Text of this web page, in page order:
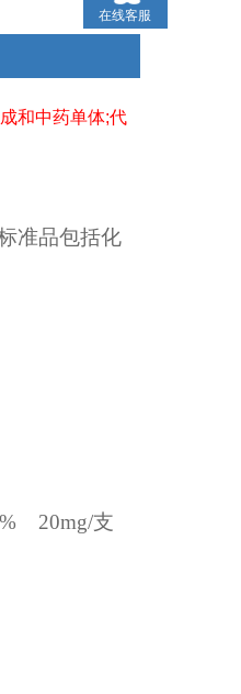
和中药单体;代
准品包括化
20mg/支
在线客服